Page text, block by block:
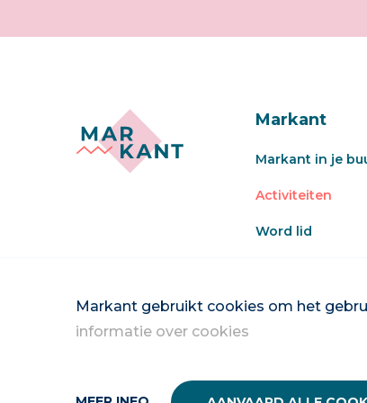
Markant gebruikt cookies om het
informatie over cookies
Markant
Markant in je
Activiteiten
Word lid
Word vrijwilliger